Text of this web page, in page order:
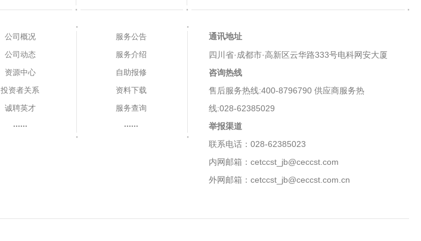
公司概况
公司动态
资源中心
投资者关系
诚聘英才
······
服务公告
服务介绍
自助报修
资料下载
服务查询
······
通讯地址
四川省·成都市·高新区云华路333号电科网安大厦
咨询热线
售后服务热线:400-8796790 供应商服务热
线:028-62385029
举报渠道
联系电话：028-62385023
内网邮箱：cetccst_jb@ceccst.com
外网邮箱：cetccst_jb@ceccst.com.cn